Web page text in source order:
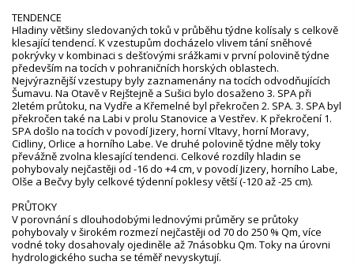
TENDENCE
Hladiny většiny sledovaných toků v průběhu týdne kolísaly s celkově
klesající tendencí. K vzestupům docházelo vlivem tání sněhové
pokrývky v kombinaci s dešťovými srážkami v první polovině týdne
především na tocích v pohraničních horských oblastech.
Nejvýraznější vzestupy byly zaznamenány na tocích odvodňujících
Šumavu. Na Otavě v Rejštejně a Sušici bylo dosaženo 3. SPA při
2letém průtoku, na Vydře a Křemelné byl překročen 2. SPA. 3. SPA byl
překročen také na Labi v profilu Stanovice a Vestřev. K překročení 1.
SPA došlo na tocích v povodí Jizery, horní Vltavy, horní Moravy,
Cidliny, Orlice a horního Labe. Ve druhé polovině týdne měly toky
převážně zvolna klesající tendenci. Celkové rozdíly hladin se
pohybovaly nejčastěji od -16 do +4 cm, v povodí Jizery, horního Labe,
Olše a Bečvy byly celkové týdenní poklesy větší (-120 až -25 cm).
PRŮTOKY
V porovnání s dlouhodobými lednovými průměry se průtoky
pohybovaly v širokém rozmezí nejčastěji od 70 do 250 % Qm, více
vodné toky dosahovaly ojediněle až 7násobku Qm. Toky na úrovni
hydrologického sucha se téměř nevyskytují.